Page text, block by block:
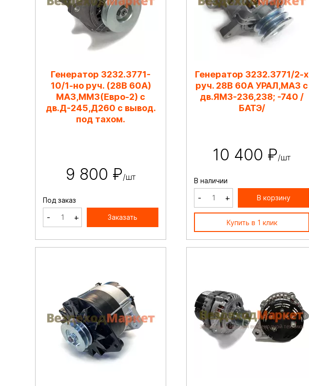
Генератор 3232.3771-
10/1-но руч. (28В 60А)
МАЗ,ММЗ(Евро-2) с
дв.Д-245,Д260 с вывод.
под тахом.
9 800 ₽/шт
Под заказ
- + Заказать
Генератор 3232.3771/2-х
руч. 28В 60А УРАЛ,МАЗ с
дв.ЯМЗ-236,238; -740 /
БАТЭ/
10 400 ₽/шт
В наличии
- + В корзину
Купить в 1 клик